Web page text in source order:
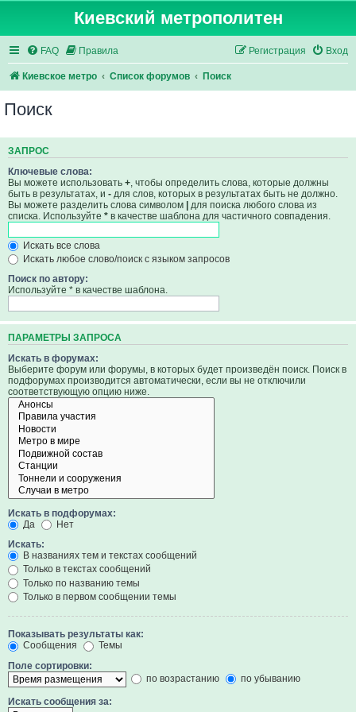
Киевский метрополитен
FAQ Правила Вход
Регистрация
Киевское метро Список форумов Поиск
Поиск
ЗАПРОС
Ключевые слова:
Вы можете использовать + , чтобы определить слова, которые должны
быть в результатах, и - для слов, которых в результатах быть не должно.
Вы можете разделить слова символом | для поиска любого слова из
списка. Используйте * в качестве шаблона для частичного совпадения.
Искать все слова
Искать любое слово/поиск с языком запросов
Поиск по автору:
Используйте * в качестве шаблона.
ПАРАМЕТРЫ ЗАПРОСА
Искать в форумах:
Выберите форум или форумы, в которых будет произведён поиск. Поиск в
подфорумах производится автоматически, если вы не отключили
соответствующую опцию ниже.
Искать в подфорумах:
Да
Нет
Искать:
В названиях тем и текстах сообщений
Только в текстах сообщений
Только по названию темы
Только в первом сообщении темы
Показывать результаты как:
Сообщения
Темы
Поле сортировки:
по возрастанию
по убыванию
Искать сообщения за: